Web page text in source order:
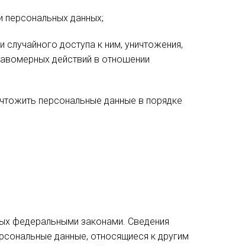
персональных данных;
доступа к ним, уничтожения,
действий в отношении
персональные данные в порядке
федеральными законами. Сведения
данные, относящиеся к другим